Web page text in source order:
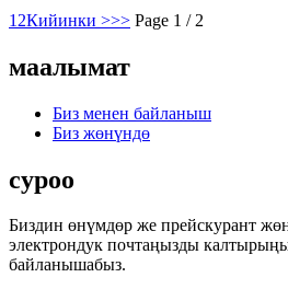
1 2Кийинки >>> Page 1 / 2
маалымат
Биз менен байланыш
Биз жөнүндө
суроо
Биздин өнүмдөр же прейскурант
электрондук почтаңызды
байланышабыз.